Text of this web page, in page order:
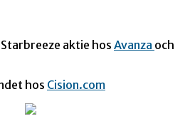
aktie hos Avanza och
hos Cision.com